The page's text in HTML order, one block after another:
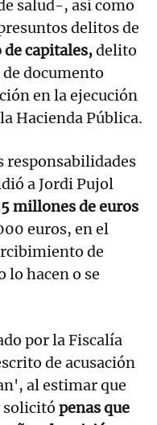
salud-, así como
delitos de
capitales,delito
documento
en la ejecución
Hacienda Pública.
responsabilidades
a Jordi Pujol
millones de euros
euros, en el
de
lo hacen o se
por la Fiscalía
de acusación
al estimar que
solicitó penas que